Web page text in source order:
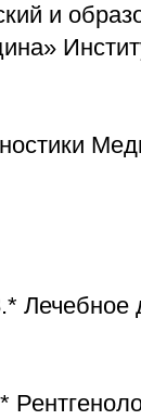
и
Лечебное